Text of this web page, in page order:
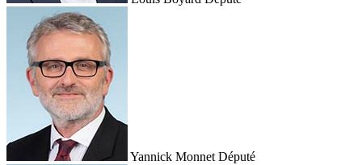
Yannick Monnet Député